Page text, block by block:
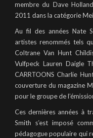
membre du Dave
2011 dans la catégorie
Au fil des années Nate
artistes renommés tels
Coltrane Van Hunt
Vulfpeck Lauren Daigle
CARRTOONS Charlie
couverture du magazine
pour le groupe de
Ces dernières années à
Smith s’est imposé
pédagogue populaire qui